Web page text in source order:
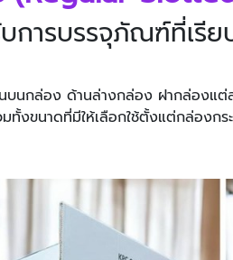
ารบรรจุภัณฑ์ที่เรีย
นกล่อง ด้านล่างกล่อง ฝากล่องแต่
งขนาดที่มีให้เลือกใช้ตั้งแต่กล่องก